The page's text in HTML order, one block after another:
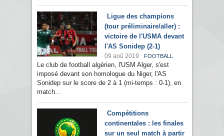
Ligue des champions
(tour préliminaire/aller) :
victoire de l'USMA devant
l'AS Sonidep (2-1)
09 aoû 2019 FOOTBALL
Le club de football algérien, l'USM Alger, s'est
imposé devant son homologue du Niger, l'AS
Sonidep sur le score de 2 à 1 (mi-temps : 0-1), en
match...
Compétitions
continentales : les finales
sur un seul match à partir